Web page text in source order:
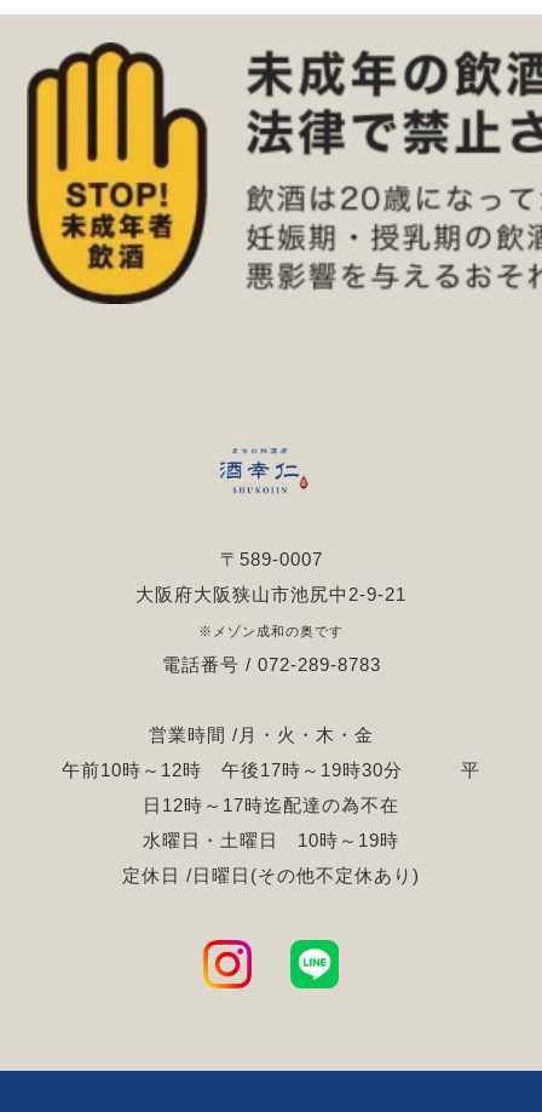
〒589-0007
大阪府大阪狭山市池尻中2-9-21
※メゾン成和の奥です
電話番号 / 072-289-8783
営業時間 /月・火・木・金
午前10時～12時 午後17時～19時30分 平
日12時～17時迄配達の為不在
水曜日・土曜日 10時～19時
定休日 /日曜日(その他不定休あり)